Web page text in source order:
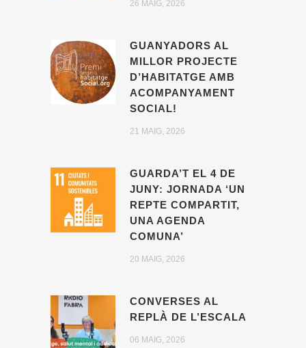
26 MAIG, 2026
GUANYADORS AL
MILLOR PROJECTE
D’HABITATGE AMB
ACOMPANYAMENT
SOCIAL!
21 MAIG, 2026
GUARDA’T EL 4 DE
JUNY: JORNADA ‘UN
REPTE COMPARTIT,
UNA AGENDA
COMUNA’
20 MAIG, 2026
CONVERSES AL
REPLÀ DE L’ESCALA
06 MAIG, 2026